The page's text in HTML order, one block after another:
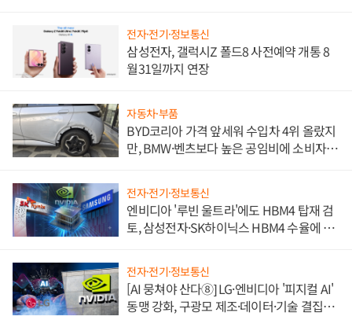
전자·전기·정보통신
삼성전자, 갤럭시Z 폴드8 사전예약 개통 8
월31일까지 연장
자동차·부품
BYD코리아 가격 앞세워 수입차 4위 올랐지
만, BMW·벤츠보다 높은 공임비에 소비자
전자·전기·정보통신
엔비디아 '루빈 울트라'에도 HBM4 탑재 검
토, 삼성전자·SK하이닉스 HBM4 수율에 주
전자·전기·정보통신
[AI 뭉쳐야 산다⑧] LG·엔비디아 '피지컬 AI'
동맹 강화, 구광모 제조·데이터·기술 결집